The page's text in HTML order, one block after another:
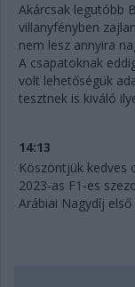
Akárcsak legutóbb
villanyfényben
nem lesz annyira
A csapatoknak
volt lehetőségük
tesztnek is kiváló
14:13
Köszöntjük kedves
2023-as F1-es
Arábiai Nagydíj